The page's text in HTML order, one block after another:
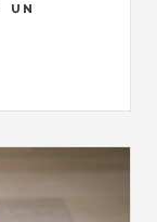
UN